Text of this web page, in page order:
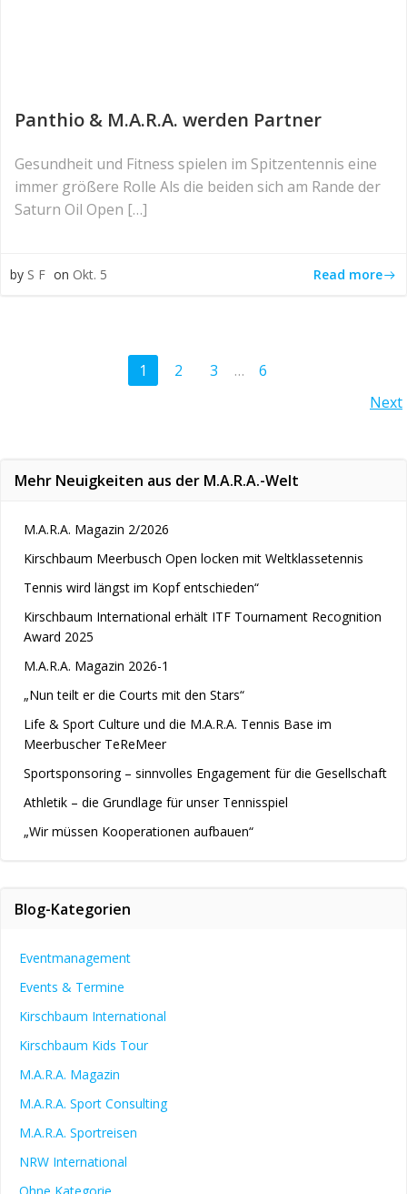
Panthio & M.A.R.A. werden Partner
Gesundheit und Fitness spielen im Spitzentennis eine
immer größere Rolle Als die beiden sich am Rande der
Saturn Oil Open […]
by S F on Okt. 5 Read more
Page
1 Page
2 Page
3 … Page
6
Next
Mehr Neuigkeiten aus der M.A.R.A.-Welt
M.A.R.A. Magazin 2/2026
Kirschbaum Meerbusch Open locken mit Weltklassetennis
Tennis wird längst im Kopf entschieden“
Kirschbaum International erhält ITF Tournament Recognition
Award 2025
M.A.R.A. Magazin 2026-1
„Nun teilt er die Courts mit den Stars“
Life & Sport Culture und die M.A.R.A. Tennis Base im
Meerbuscher TeReMeer
Sportsponsoring – sinnvolles Engagement für die Gesellschaft
Athletik – die Grundlage für unser Tennisspiel
„Wir müssen Kooperationen aufbauen“
Blog-Kategorien
Eventmanagement
Events & Termine
Kirschbaum International
Kirschbaum Kids Tour
M.A.R.A. Magazin
M.A.R.A. Sport Consulting
M.A.R.A. Sportreisen
NRW International